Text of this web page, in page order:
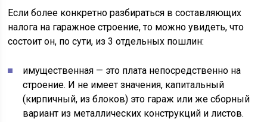
Если более конкретно разбираться в составляющих
налога на гаражное строение, то можно увидеть, что
состоит он, по сути, из 3 отдельных пошлин:
имущественная — это плата непосредственно на
строение. И не имеет значения, капитальный
(кирпичный, из блоков) это гараж или же сборный
вариант из металлических конструкций и листов.